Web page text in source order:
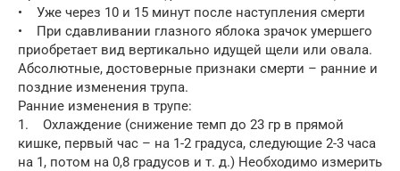
• Уже через 10 и 15 минут после наступления смерти
• При сдавливании глазного яблока зрачок умершего
приобретает вид вертикально идущей щели или овала.
Абсолютные, достоверные признаки смерти – ранние и
поздние изменения трупа.
Ранние изменения в трупе:
1. Охлаждение (снижение темп до 23 гр в прямой
кишке, первый час – на 1-2 градуса, следующие 2-3 часа
на 1, потом на 0,8 градусов и т. д.) Необходимо измерить